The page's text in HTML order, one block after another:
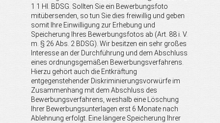
1 1 Hl. BDSG. Sollten Sie ein Bewerbungsfoto
mitübersenden, so tun Sie dies freiwillig und geben
somit Ihre Einwilligung zur Erhebung und
Speicherung Ihres Bewerbungsfotos ab (Art. 88 i. V.
m. § 26 Abs. 2 BDSG). Wir besitzen ein sehr großes
Interesse an der Durchführung und dem Abschluss
eines ordnungsgemäßen Bewerbungsverfahrens.
Hierzu gehört auch die Entkräftung
entgegenstehender Diskriminierungsvorwürfe im
Zusammenhang mit dem Abschluss des
Bewerbungsverfahrens, weshalb eine Löschung
Ihrer Bewerbungsunterlagen erst 6 Monate nach
Ablehnung erfolgt. Eine längere Speicherung Ihrer